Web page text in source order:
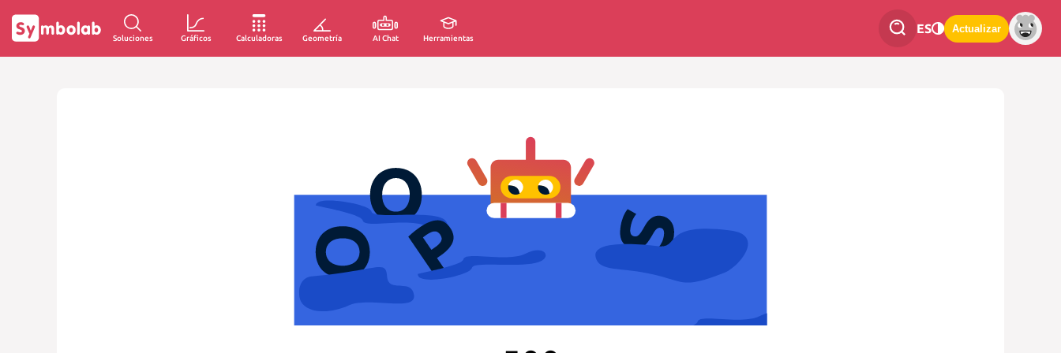
Soluciones Gráficos Calculadoras Geometría AI Chat Herramientas
ES Actualizar